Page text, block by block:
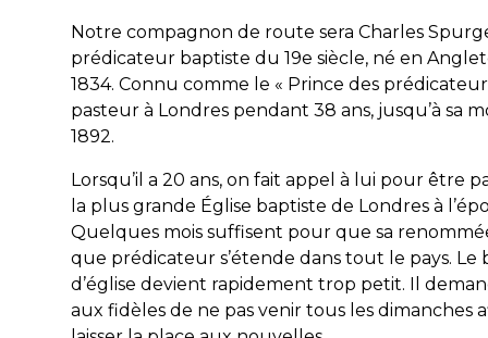
Notre compagnon de route sera Charles
prédicateur baptiste du 19e siècle, né en
1834. Connu comme le « Prince des
pasteur à Londres pendant 38 ans, jusqu’à sa
1892.
Lorsqu’il a 20 ans, on fait appel à lui pour être
la plus grande Église baptiste de Londres à
Quelques mois suffisent pour que sa
que prédicateur s’étende dans tout le pays. Le
d’église devient rapidement trop petit. Il
aux fidèles de ne pas venir tous les dimanches